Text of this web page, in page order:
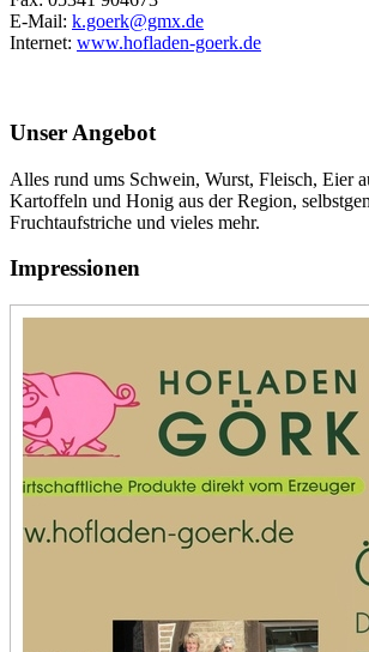
E-Mail: k.goerk@gmx.de
Internet: www.hofladen-goerk.de
Unser Angebot
Alles rund ums Schwein, Wurst, Fleisch, Eier
Kartoffeln und Honig aus der Region,
Fruchtaufstriche und vieles mehr.
Impressionen